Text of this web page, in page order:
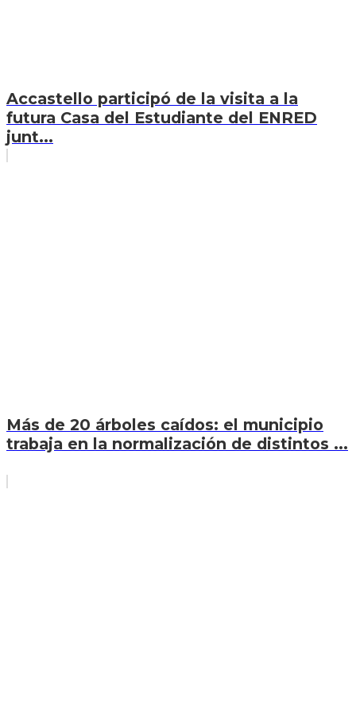
Accastello participó de la visita a la
futura Casa del Estudiante del ENRED
junt...
Más de 20 árboles caídos: el municipio
trabaja en la normalización de distintos ...